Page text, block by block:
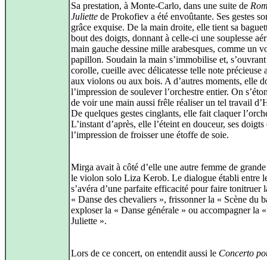
Sa prestation, à Monte‑Carlo, dans une suite de
Juliette de Prokofiev a été envoûtante. Ses gestes
grâce exquise. De la main droite, elle tient sa
bout des doigts, donnant à celle‑ci une souplesse
main gauche dessine mille arabesques, comme un
papillon. Soudain la main s’immobilise et,
corolle, cueille avec délicatesse telle note précieuse
aux violons ou aux bois. A d’autres moments, elle
l’impression de soulever l’orchestre entier. On
de voir une main aussi frêle réaliser un tel travail
De quelques gestes cinglants, elle fait claquer
L’instant d’après, elle l’éteint en douceur, ses
l’impression de froisser une étoffe de soie.
Mirga avait à côté d’elle une autre femme de
le violon solo Liza Kerob. Le dialogue établi entre
s’avéra d’une parfaite efficacité pour faire tonitruer
« Danse des chevaliers », frissonner la « Scène du
exploser la « Danse générale » ou accompagner la
Juliette ».
Lors de ce concert, on entendit aussi le Concerto